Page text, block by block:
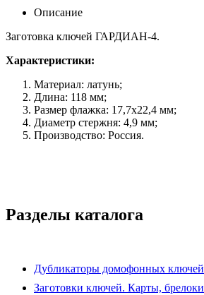
Описание
Заготовка ключей ГАРДИАН-4.
Характеристики:
Материал: латунь;
Длина: 118 мм;
Размер флажка: 17,7х22,4 мм;
Диаметр стержня: 4,9 мм;
Производство: Россия.
Разделы каталога
Дубликаторы домофонных ключей
Заготовки ключей. Карты, брелоки